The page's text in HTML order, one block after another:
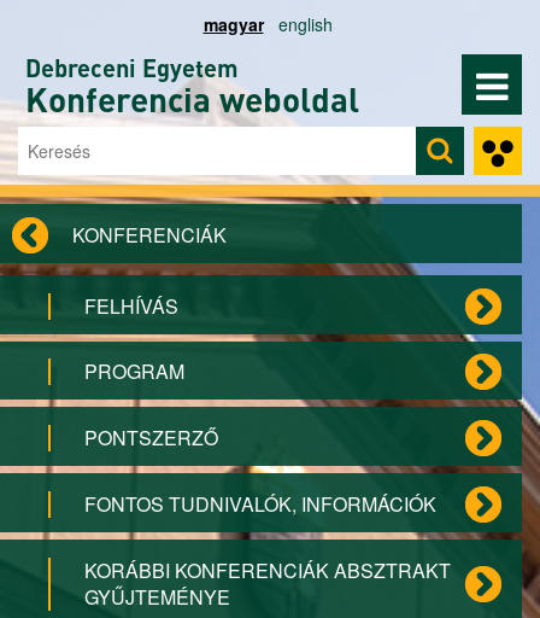
magyar english
Debreceni Egyetem
Konferencia weboldal
Keresés űrlap
Keresés
KONFERENCIÁK
FELHÍVÁS
PROGRAM
PONTSZERZŐ
FONTOS TUDNIVALÓK, INFORMÁCIÓK
KORÁBBI KONFERENCIÁK ABSZTRAKT
GYŰJTEMÉNYE